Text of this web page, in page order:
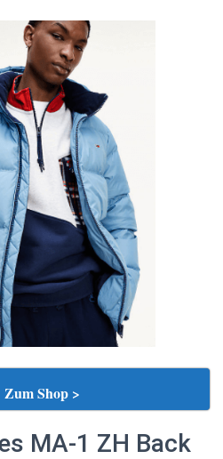
Zum Shop >
MA-1 ZH Back